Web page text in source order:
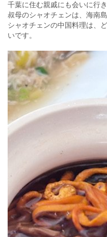
千葉に住む親戚にも会いに行き
叔母のシャオチェンは、海南
シャオチェンの中国料理は、
いです。